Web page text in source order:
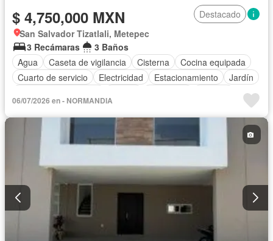
$ 4,750,000 MXN
Destacado
San Salvador Tizatlali, Metepec
3 Recámaras
3 Baños
Agua
Caseta de vigilancia Cisterna
Cocina equipada
Cuarto de servicio
Electricidad Estacionamiento
Jardín
Vista panorámica
Zonas verdes
06/07/2026 en - NORMANDIA